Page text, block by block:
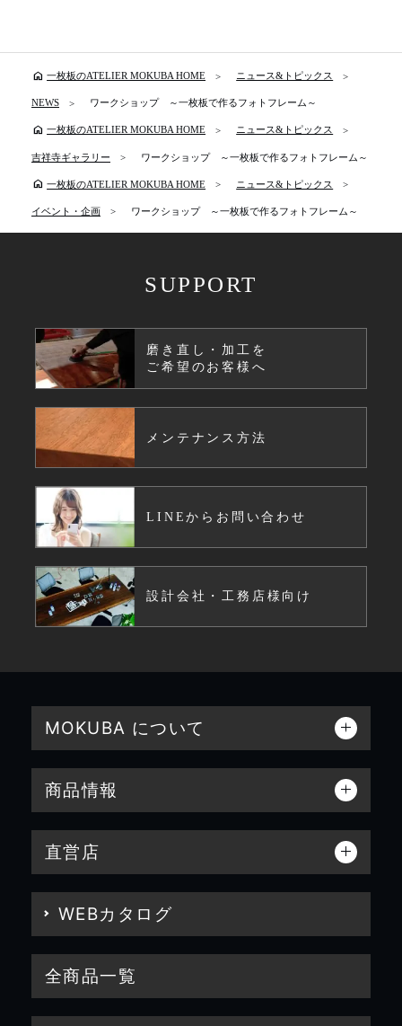
home 一枚板のATELIER MOKUBA HOME ニュース&トピックス
NEWS ワークショップ ～一枚板で作るフォトフレーム～
home 一枚板のATELIER MOKUBA HOME ニュース&トピックス
吉祥寺ギャラリー ワークショップ ～一枚板で作るフォトフレーム～
home 一枚板のATELIER MOKUBA HOME ニュース&トピックス
イベント・企画 ワークショップ ～一枚板で作るフォトフレーム～
SUPPORT
磨き直し・加工を
ご希望のお客様へ
メンテナンス方法
LINEからお問い合わせ
設計会社・工務店様向け
MOKUBA について
商品情報
直営店
WEBカタログ
全商品一覧